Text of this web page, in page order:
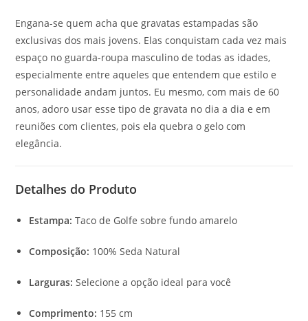
Engana-se quem acha que gravatas estampadas são
exclusivas dos mais jovens. Elas conquistam cada vez mais
espaço no guarda-roupa masculino de todas as idades,
especialmente entre aqueles que entendem que estilo e
personalidade andam juntos. Eu mesmo, com mais de 60
anos, adoro usar esse tipo de gravata no dia a dia e em
reuniões com clientes, pois ela quebra o gelo com
elegância.
Detalhes do Produto
Estampa: Taco de Golfe sobre fundo amarelo
Composição: 100% Seda Natural
Larguras: Selecione a opção ideal para você
Comprimento: 155 cm